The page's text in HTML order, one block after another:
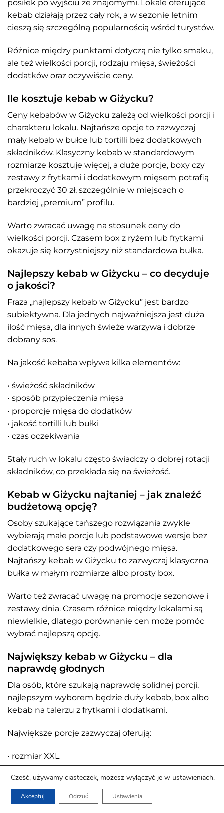
posiłek po wyjściu ze znajomymi. Lokale oferujące
kebab działają przez cały rok, a w sezonie letnim
cieszą się szczególną popularnością wśród turystów.
Różnice między punktami dotyczą nie tylko smaku,
ale też wielkości porcji, rodzaju mięsa, świeżości
dodatków oraz oczywiście ceny.
Ile kosztuje kebab w Giżycku?
Ceny kebabów w Giżycku zależą od wielkości porcji i
charakteru lokalu. Najtańsze opcje to zazwyczaj
mały kebab w bułce lub tortilli bez dodatkowych
składników. Klasyczny kebab w standardowym
rozmiarze kosztuje więcej, a duże porcje, boxy czy
zestawy z frytkami i dodatkowym mięsem potrafią
przekroczyć 30 zł, szczególnie w miejscach o
bardziej „premium” profilu.
Warto zwracać uwagę na stosunek ceny do
wielkości porcji. Czasem box z ryżem lub frytkami
okazuje się korzystniejszy niż standardowa bułka.
Najlepszy kebab w Giżycku – co decyduje
o jakości?
Fraza „najlepszy kebab w Giżycku” jest bardzo
subiektywna. Dla jednych najważniejsza jest duża
ilość mięsa, dla innych świeże warzywa i dobrze
dobrany sos.
Na jakość kebaba wpływa kilka elementów:
• świeżość składników
• sposób przypieczenia mięsa
• proporcje mięsa do dodatków
• jakość tortilli lub bułki
• czas oczekiwania
Stały ruch w lokalu często świadczy o dobrej rotacji
składników, co przekłada się na świeżość.
Kebab w Giżycku najtaniej – jak znaleźć
budżetową opcję?
Osoby szukające tańszego rozwiązania zwykle
wybierają małe porcje lub podstawowe wersje bez
dodatkowego sera czy podwójnego mięsa.
Najtańszy kebab w Giżycku to zazwyczaj klasyczna
bułka w małym rozmiarze albo prosty box.
Warto też zwracać uwagę na promocje sezonowe i
zestawy dnia. Czasem różnice między lokalami są
niewielkie, dlatego porównanie cen może pomóc
wybrać najlepszą opcję.
Największy kebab w Giżycku – dla
naprawdę głodnych
Dla osób, które szukają naprawdę solidnej porcji,
najlepszym wyborem będzie duży kebab, box albo
kebab na talerzu z frytkami i dodatkami.
Największe porcje zazwyczaj oferują:
• rozmiar XXL
• opcję podwójnego mięsa
• zestaw z frytkami lub ryżem
• kebab na talerzu
Cześć, używamy ciasteczek, możesz wyłączyć je w ustawieniach.
Akceptuj Odrzuć Ustawienia